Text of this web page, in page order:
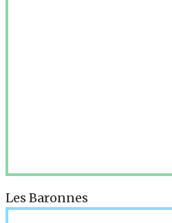
Les Baronnes